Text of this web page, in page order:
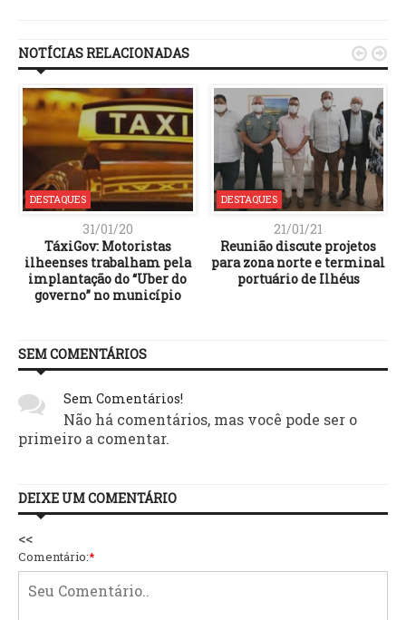
NOTÍCIAS RELACIONADAS
DESTAQUES
31/01/20
TáxiGov: Motoristas
ilheenses trabalham pela
implantação do “Uber do
governo” no município
DESTAQUES
21/01/21
Reunião discute projetos
para zona norte e terminal
portuário de Ilhéus
 
SEM COMENTÁRIOS
Sem Comentários!
Não há comentários, mas você pode ser o
primeiro a comentar.
DEIXE UM COMENTÁRIO
<<
Comentário:*